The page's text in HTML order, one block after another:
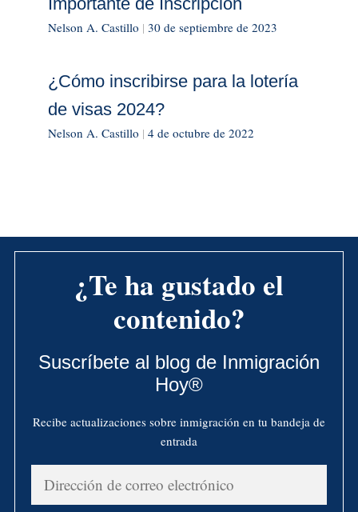
Nelson A. Castillo | 30 de septiembre de 2023
¿Cómo inscribirse para la lotería
de visas 2024?
Nelson A. Castillo | 4 de octubre de 2022
¿Te ha gustado el
contenido?
Suscríbete al blog de Inmigración
Hoy®
Recibe actualizaciones sobre inmigración en tu bandeja de
entrada
Dirección